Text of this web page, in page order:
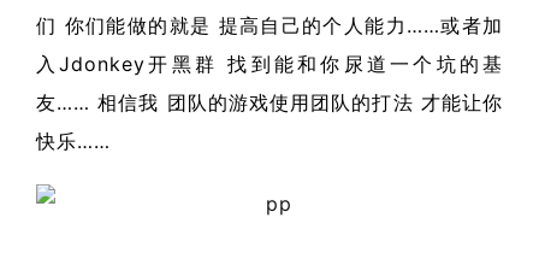
们 你们能做的就是 提高自己的个人能力……或者加
入Jdonkey开黑群 找到能和你尿道一个坑的基
友…… 相信我 团队的游戏使用团队的打法 才能让你
快乐……